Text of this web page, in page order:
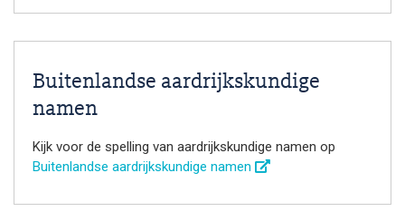
Buitenlandse aardrijkskundige
namen
Kijk voor de spelling van aardrijkskundige namen op
Buitenlandse aardrijkskundige namen